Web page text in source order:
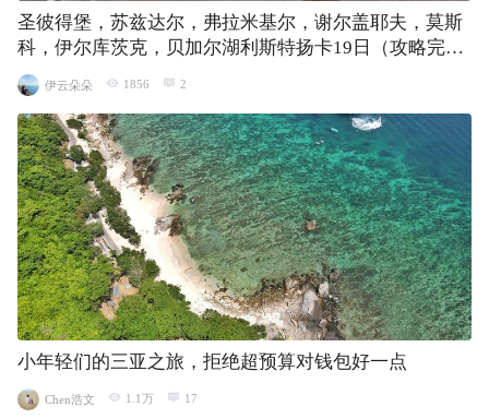
圣彼得堡，苏兹达尔，弗拉米基尔，谢尔盖耶夫，莫斯
科，伊尔库茨克，贝加尔湖利斯特扬卡19日（攻略完
稿）
伊云朵朵 1856 2
小年轻们的三亚之旅，拒绝超预算对钱包好一点
Chen浩文 1.1万 17